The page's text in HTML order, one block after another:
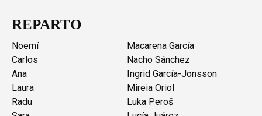
REPARTO
Noemí
Macarena García
Carlos
Nacho Sánchez
Ana
Ingrid García-Jonsson
Laura
Mireia Oriol
Radu
Luka Peroš